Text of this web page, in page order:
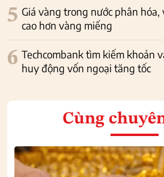
5 Giá vàng trong nước phân
cao hơn vàng miếng
6 Techcombank tìm kiếm khoản
huy động vốn ngoại tăng tốc
Cùng